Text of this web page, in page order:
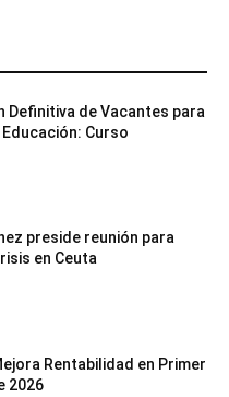
Definitiva de Vacantes para
Curso
preside reunión para
en Ceuta
Rentabilidad en Primer
2026